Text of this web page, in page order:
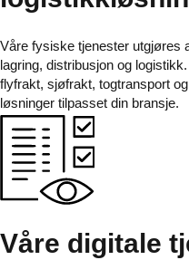
Våre fysiske tjenester utgjøres
lagring, distribusjon og
flyfrakt, sjøfrakt, togtransport
løsninger tilpasset din bransje.
Våre digitale